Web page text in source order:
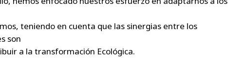
teniendo en cuenta que las sinergias entre los
son
a la transformación Ecológica.